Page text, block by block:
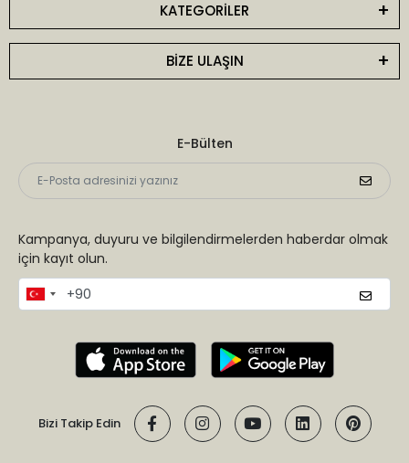
KATEGORİLER
BİZE ULAŞIN
E-Bülten
Kampanya, duyuru ve bilgilendirmelerden haberdar olmak
için kayıt olun.
Bizi Takip Edin